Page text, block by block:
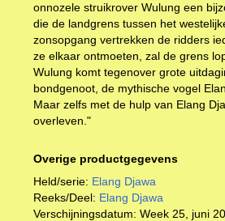
onnozele struikrover Wulung een
die de landgrens tussen het
zonsopgang vertrekken de ridders
ze elkaar ontmoeten, zal de grens
Wulung komt tegenover grote
bondgenoot, de mythische vogel
Maar zelfs met de hulp van Elang
overleven."
Overige productgegevens
Held/serie: Elang Djawa
Reeks/Deel: Elang Djawa
Verschijningsdatum: Week 25, juni